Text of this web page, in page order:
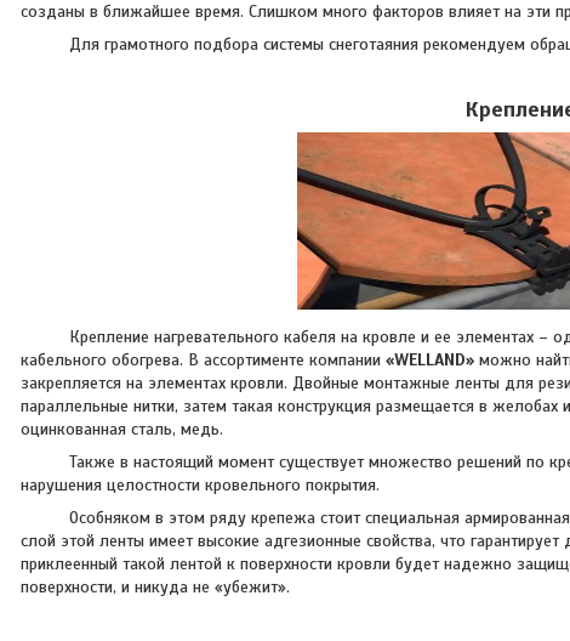
созданы в ближайшее время. Слишком много факторов влияет на эти
Для грамотного подбора системы снеготаяния рекомендуем
Крепление нагревательного кабеля на кровле и ее элементах –
кабельного обогрева. В ассортименте компании «WELLAND» можно
закрепляется на элементах кровли. Двойные монтажные ленты для
параллельные нитки, затем такая конструкция размещается в
оцинкованная сталь, медь.
Также в настоящий момент существует множество решений по
нарушения целостности кровельного покрытия.
Особняком в этом ряду крепежа стоит специальная армированная
слой этой ленты имеет высокие адгезионные свойства, что
приклеенный такой лентой к поверхности кровли будет надежно
поверхности, и никуда не «убежит».